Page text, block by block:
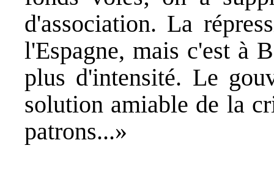
d'association. La
l'Espagne, mais c'est à
plus d'intensité. Le
solution amiable de la
patrons...»